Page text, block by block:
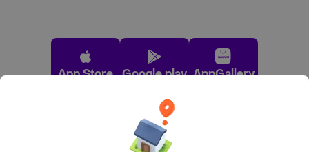
App Store Google play AppGallery
Pide tu comida favorita cerca de ti